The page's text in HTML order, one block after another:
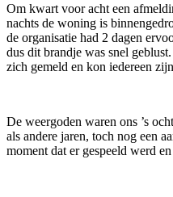
Om kwart voor acht een
nachts de woning is
de organisatie had 2 dagen
dus dit brandje was snel
zich gemeld en kon iedereen
De weergoden waren ons ’s
als andere jaren, toch nog een
moment dat er gespeeld werd